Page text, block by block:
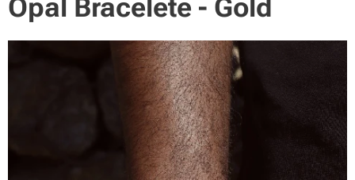
Opal Bracelete - Gold